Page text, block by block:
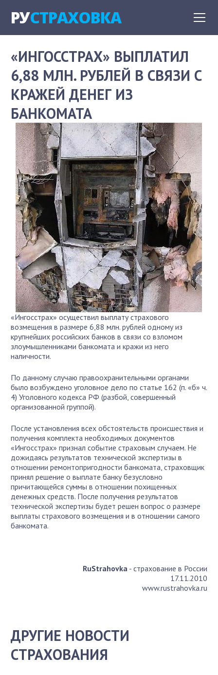
РУСТРАХОВКА
«ИНГОССТРАХ» ВЫПЛАТИЛ
6,88 МЛН. РУБЛЕЙ В СВЯЗИ С
КРАЖЕЙ ДЕНЕГ ИЗ
БАНКОМАТА
«Ингосстрах» осуществил выплату страхового
возмещения в размере 6,88 млн. рублей одному из
крупнейших российских банков в связи со взломом
злоумышленниками банкомата и кражи из него
наличности.
По данному случаю правоохранительными органами
было возбуждено уголовное дело по статье 162 (п. «б» ч.
4) Уголовного кодекса РФ (разбой, совершенный
организованной группой).
После установления всех обстоятельств происшествия и
получения комплекта необходимых документов
«Ингосстрах» признал событие страховым случаем. Не
дожидаясь результатов технической экспертизы в
отношении ремонтопригодности банкомата, страховщик
принял решение о выплате банку безусловно
причитающейся суммы в отношении похищенных
денежных средств. После получения результатов
технической экспертизы будет решен вопрос о размере
выплаты страхового возмещения и в отношении самого
банкомата.
RuStrahovka- страхование в России
17.11.2010
www.rustrahovka.ru
ДРУГИЕ НОВОСТИ
СТРАХОВАНИЯ